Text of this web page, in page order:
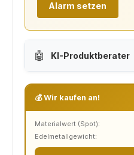
Alarm setzen
🤖 KI-Produktberater
💰 Wir kaufen an!
Materialwert (Spot):
Edelmetallgewicht: